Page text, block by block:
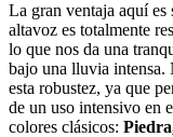
La gran ventaja aquí es
altavoz es totalmente
lo que nos da una
bajo una lluvia intensa.
esta robustez, ya que
de un uso intensivo en
colores clásicos: